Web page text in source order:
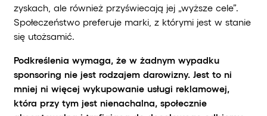
zyskach, ale również przyświecają jej „wyższe cele”.
Społeczeństwo preferuje marki, z którymi jest w stanie
się utożsamić.
Podkreślenia wymaga, że w żadnym wypadku
sponsoring nie jest rodzajem darowizny. Jest to ni
mniej ni więcej wykupowanie usługi reklamowej,
która przy tym jest nienachalna, społecznie